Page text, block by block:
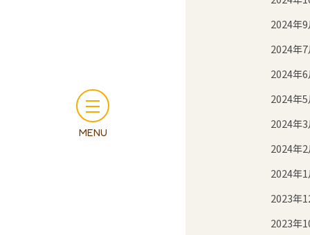
2024年
2024年
2024年
2024年
2024年
2024年
2024年
2023年
2023年